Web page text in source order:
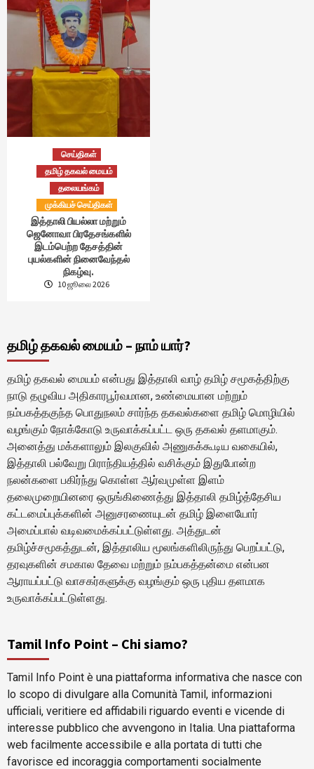
செய்திகள்
தமிழ் தகவல் மையம்
தலையங்கம்
முக்கியச் செய்திகள்
இத்தாலி பியல்லா மற்றும்
ஜெனோவா பிரதேசங்களில்
இடம்பெற்ற தேசத்தின்
புயல்களின் நினைவேந்தல்
நிகழ்வு.
10 ஜூலை 2026
தமிழ் தகவல் மையம் – நாம் யார்?
தமிழ் தகவல் மையம் என்பது இத்தாலி வாழ் தமிழ் சமூகத்திற்கு
நாடு தழுவிய அதிகாரபூர்வமான, உண்மையான மற்றும்
நம்பகத்தகுந்த பொதுநலம் சார்ந்த தகவல்களை தமிழ் மொழியில்
வழங்கும் நோக்கோடு உருவாக்கப்பட்ட ஒரு தகவல் தளமாகும்.
அனைத்து மக்களாலும் இலகுவில் அணுகக்கூடிய வகையில்,
இத்தாலி பல்வேறு பிராந்தியத்தில் வசிக்கும் இதுபோன்ற
நலன்களை பகிர்ந்து கொள்ள ஆர்வமுள்ள இளம்
தலைமுறையினரை ஒருங்கிணைத்து இத்தாலி தமிழ்த்தேசிய
கட்டமைப்புக்களின் அனுசரணையுடன் தமிழ் இளையோர்
அமைப்பால் வடிவமைக்கப்பட்டுள்ளது. அத்துடன்
தமிழ்ச்சமூகத்துடன், இத்தாலிய மூலங்களிலிருந்து பெறப்பட்டு,
தரவுகளின் சமகால தேவை மற்றும் நம்பகத்தன்மை என்பன
ஆராயப்பட்டு வாசகர்களுக்கு வழங்கும் ஒரு புதிய தளமாக
உருவாக்கப்பட்டுள்ளது.
Tamil Info Point – Chi siamo?
Tamil Info Point è una piattaforma informativa che nasce con
lo scopo di divulgare alla Comunità Tamil, informazioni
ufficiali, veritiere ed affidabili riguardo eventi e vicende di
interesse pubblico che avvengono in Italia. Una piattaforma
web facilmente accessibile e alla portata di tutti che
favorisce ed incoraggia comportamenti socialmente